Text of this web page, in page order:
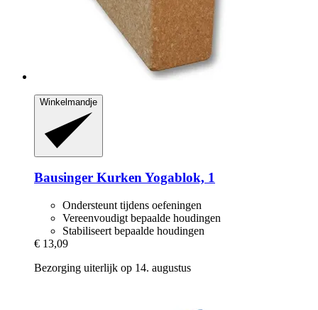
Winkelmandje
Bausinger Kurken Yogablok, 1
Ondersteunt tijdens oefeningen
Vereenvoudigt bepaalde houdingen
Stabiliseert bepaalde houdingen
€ 13,09
Bezorging uiterlijk op 14. augustus